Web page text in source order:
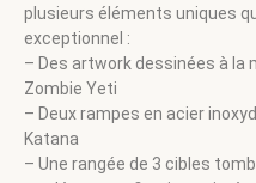
plusieurs éléments uniques
exceptionnel :
– Des artwork dessinées à la
Zombie Yeti
– Deux rampes en acier
Katana
– Une rangée de 3 cibles